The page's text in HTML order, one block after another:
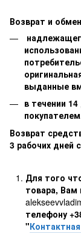
Возврат и
выданные
в течении
Возврат
3 рабочих дней
Для того
товара, Вам
телефону
"